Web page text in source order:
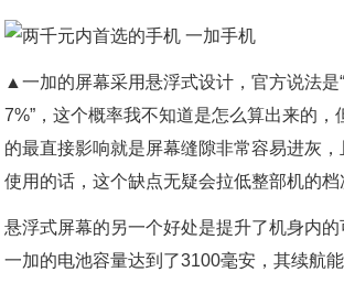
▲一加的屏幕采用悬浮式设计，官方说法是
7%”，这个概率我不知道是怎么算出来的，
的最直接影响就是屏幕缝隙非常容易进灰
使用的话，这个缺点无疑会拉低整部机的档
悬浮式屏幕的另一个好处是提升了机身内
一加的电池容量达到了3100毫安，其续航